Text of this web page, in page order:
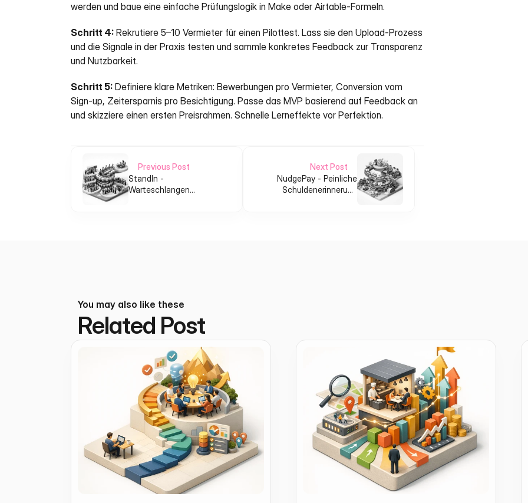
werden und baue eine einfache Prüfungslogik in Make oder Airtable-Formeln.
Schritt 4: Rekrutiere 5–10 Vermieter für einen Pilottest. Lass sie den Upload-Prozess
und die Signale in der Praxis testen und sammle konkretes Feedback zur Transparenz
und Nutzbarkeit.
Schritt 5: Definiere klare Metriken: Bewerbungen pro Vermieter, Conversion vom
Sign-up, Zeitersparnis pro Besichtigung. Passe das MVP basierend auf Feedback an
und skizziere einen ersten Preisrahmen. Schnelle Lerneffekte vor Perfektion.
Previous Post
StandIn -
Warteschlangen
Next Post
NudgePay - Peinliche
Schuldenerinnerung
You may also like these
Related Post